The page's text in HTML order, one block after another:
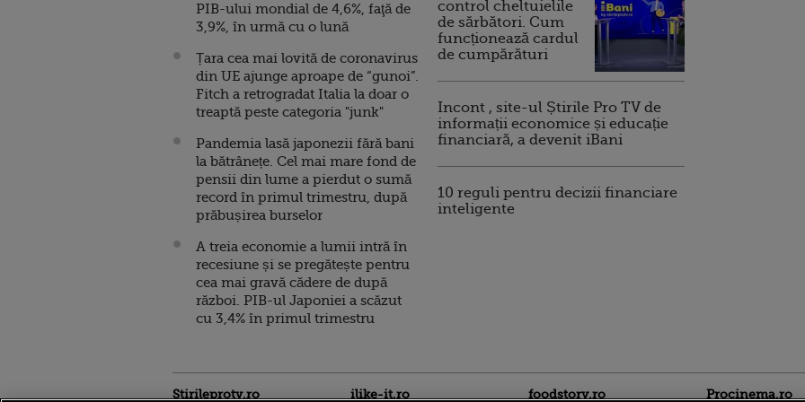
PIB-ului mondial de 4,6%, faţă de
3,9%, în urmă cu o lună
Țara cea mai lovită de coronavirus
din UE ajunge aproape de “gunoi”.
Fitch a retrogradat Italia la doar o
treaptă peste categoria "junk"
Pandemia lasă japonezii fără bani
la bătrânețe. Cel mai mare fond de
pensii din lume a pierdut o sumă
record în primul trimestru, după
prăbușirea burselor
A treia economie a lumii intră în
recesiune și se pregătește pentru
cea mai gravă cădere de după
război. PIB-ul Japoniei a scăzut
cu 3,4% în primul trimestru
control cheltuielile
de sărbători. Cum
funcționează cardul
de cumpărături
Incont , site-ul Știrile Pro TV de
informații economice și educație
financiară, a devenit iBani
10 reguli pentru decizii financiare
inteligente
Stirileprotv.ro ilike-it.ro foodstory.ro Procinema.ro